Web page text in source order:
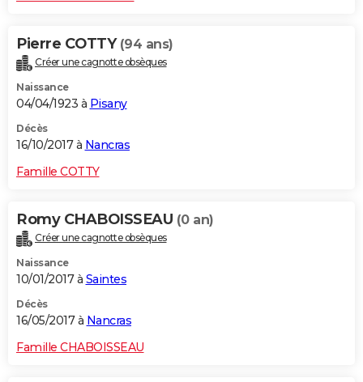
Pierre COTTY (94 ans)
Créer une cagnotte obsèques
Naissance
04/04/1923 à Pisany
Décès
16/10/2017 à Nancras
Famille COTTY
Romy CHABOISSEAU (0 an)
Créer une cagnotte obsèques
Naissance
10/01/2017 à Saintes
Décès
16/05/2017 à Nancras
Famille CHABOISSEAU